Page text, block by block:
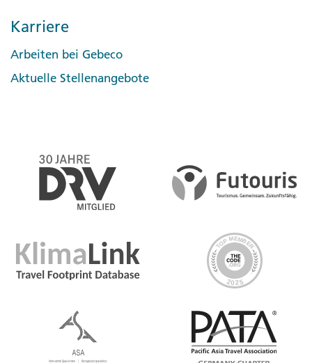
Karriere
Arbeiten bei Gebeco
Aktuelle Stellenangebote